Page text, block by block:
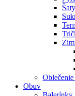
Šaty
Obuv